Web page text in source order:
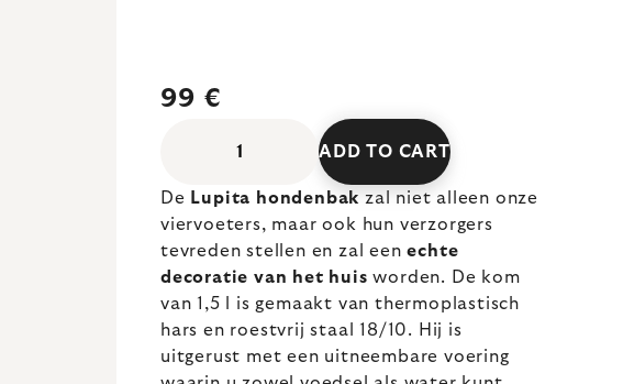
99 €
ADD TO CART
De Lupita hondenbakzal niet alleen onze
viervoeters, maar ook hun verzorgers
tevreden stellen en zal eenechte
decoratie van het huis worden. De kom
van 1,5 l is gemaakt van thermoplastisch
hars en roestvrij staal 18/10. Hij is
uitgerust met een uitneembare voering